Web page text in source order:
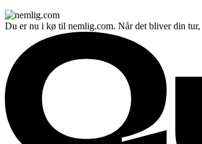
Du er nu i kø til nemlig.com. Når det bliver din